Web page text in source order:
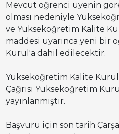
Mevcut öğrenci üyenin
olması nedeniyle
ve Yükseköğretim Kalite
maddesi uyarınca yeni bir
Kurul'a dahil edilecektir.
Yükseköğretim Kalite
Çağrısı Yükseköğretim
yayınlanmıştır.
Başvuru için son tarih